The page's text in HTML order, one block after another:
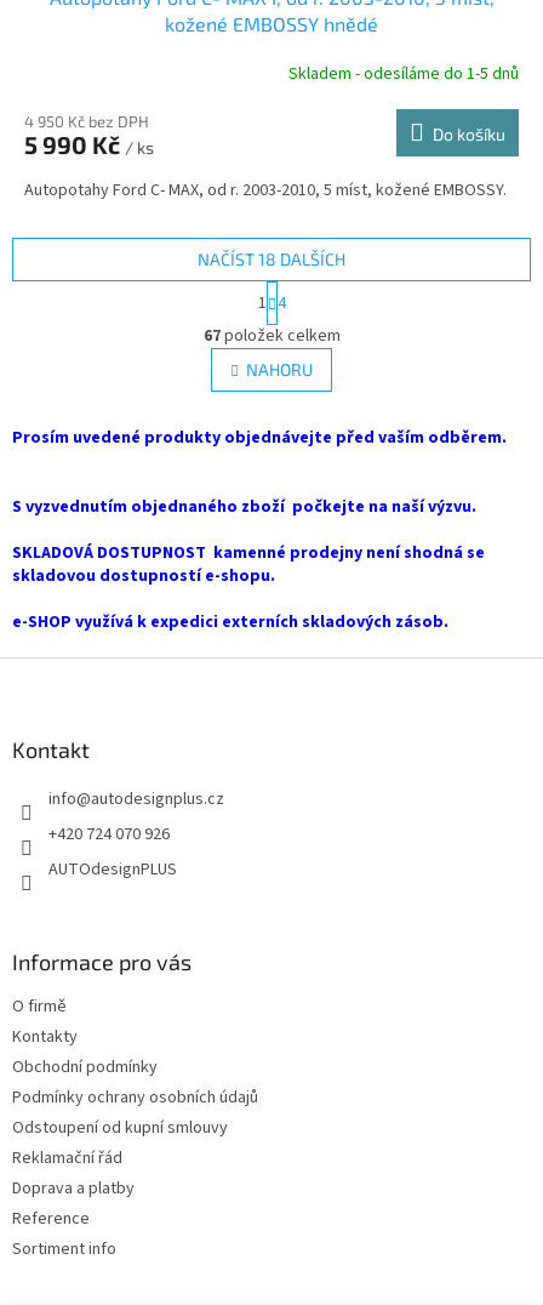
R
kožené EMBOSSY hnědé
Skladem - odesíláme do 1-5 dnů
4 950 Kč bez DPH
5 990 Kč / ks
Do košíku
Autopotahy Ford C- MAX, od r. 2003-2010, 5 míst, kožené EMBOSSY.
O
v
l
á
a
p
v
k
v
NAČÍST 18 DALŠÍCH
S
t
r
á
n
k
v
í
1 4
67položek celkem
NAHORU
Prosím uvedené produkty objednávejte před vaším odběrem.
S vyzvednutím objednaného zboží počkejte na naší výzvu.
SKLADOVÁ DOSTUPNOST kamenné prodejny není shodná se
skladovou dostupností e-shopu.
e-SHOP využívá k expedici externích skladových zásob.
Kontakt
info@autodesignplus.cz
+420 724 070 926
AUTOdesignPLUS
Informace pro vás
O firmě
Kontakty
Obchodní podmínky
Podmínky ochrany osobních údajů
Odstoupení od kupní smlouvy
Reklamační řád
Doprava a platby
Reference
Sortiment info